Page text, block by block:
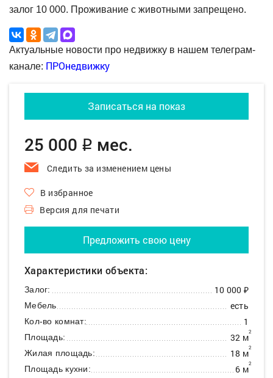
залог 10 000. Проживание с животными запрещено.
Актуальные новости про недвижку в нашем телеграм-
канале: ПРОнедвижку
Записаться на показ
25 000 q мес.
Следить за изменением цены
В избранное
Версия для печати
Предложить свою цену
Характеристики объекта:
Залог: 10 000 ₽
Мебель есть
Кол-во комнат: 1
Площадь: 32 м2
Жилая площадь: 18 м2
Площадь кухни: 6 м2